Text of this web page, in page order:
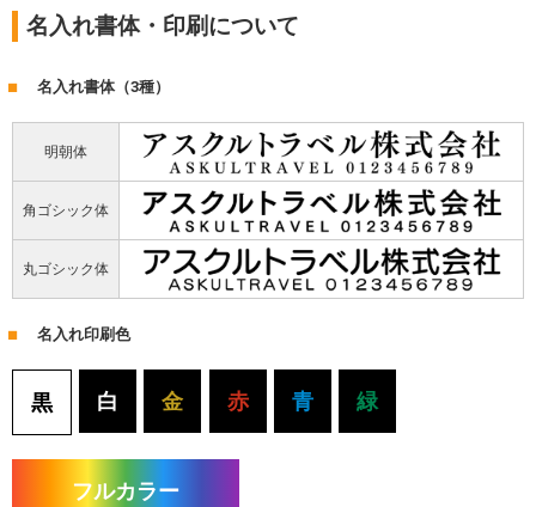
名入れ書体・印刷について
名入れ書体（3種）
明朝体
角ゴシック体
丸ゴシック体
名入れ印刷色
黒 白 金 赤 青 緑
フルカラー